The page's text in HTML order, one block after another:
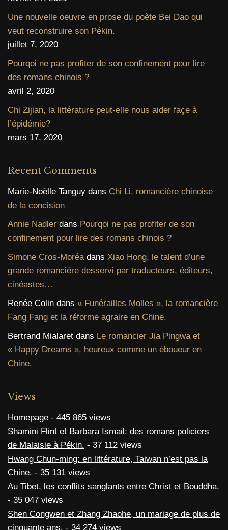
Une nouvelle oeuvre en prose du poète Bei Dao qui
veut reconstruire son Pékin.
juillet 7, 2020
Pourqoi ne pas profiter de son confinement pour lire
des romans chinois ?
avril 2, 2020
Chi Zijian, la littérature peut-elle nous aider façe à
l’épidémie?
mars 17, 2020
Recent Comments
Marie-Noëlle Tanguy dans Chi Li, romancière chinoise
de la concision
Annie Nadler dans Pourqoi ne pas profiter de son
confinement pour lire des romans chinois ?
Simone Cros-Moréa dans Xiao Hong, le talent d’une
grande romancière desservi par traducteurs, éditeurs,
cinéastes…
Renée Colin dans « Funérailles Molles », la romancière
Fang Fang et la réforme agraire en Chine.
Bertrand Mialaret dans Le romancier Jia Pingwa et
« Happy Dreams », heureux comme un éboueur en
Chine.
Views
Homepage - 445 865 views
Shamini Flint et Barbara Ismail: des romans policiers
de Malaisie à Pékin. - 37 112 views
Hwang Chun-ming: en littérature, Taiwan n’est pas la
Chine. - 35 131 views
Au Tibet, les conflits sanglants entre Christ et Bouddha.
- 35 047 views
Shen Congwen et Zhang Zhaohe, un mariage de plus de
cinquante ans. - 34 274 views